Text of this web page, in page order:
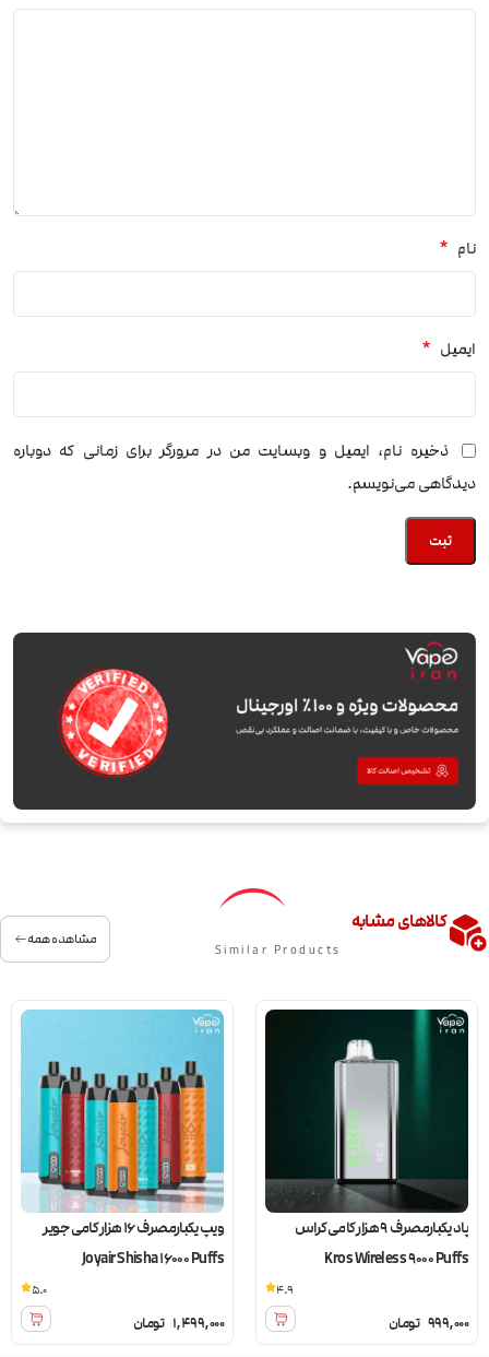
نام *
ایمیل *
ذخیره نام، ایمیل و وبسایت من در مرورگر برای زمانی که دوباره
دیدگاهی می‌نویسم.
کالاهای مشابه
Similar Products
مشاهده همه
پاد یکبارمصرف 9 هزار کامی کراس
Kros Wireless 9000 Puffs
999,000 تومان
4.9
ویپ یکبارمصرف 16 هزار کامی جویر
Joyair Shisha 16000 Puffs
1,499,000 تومان
5.0